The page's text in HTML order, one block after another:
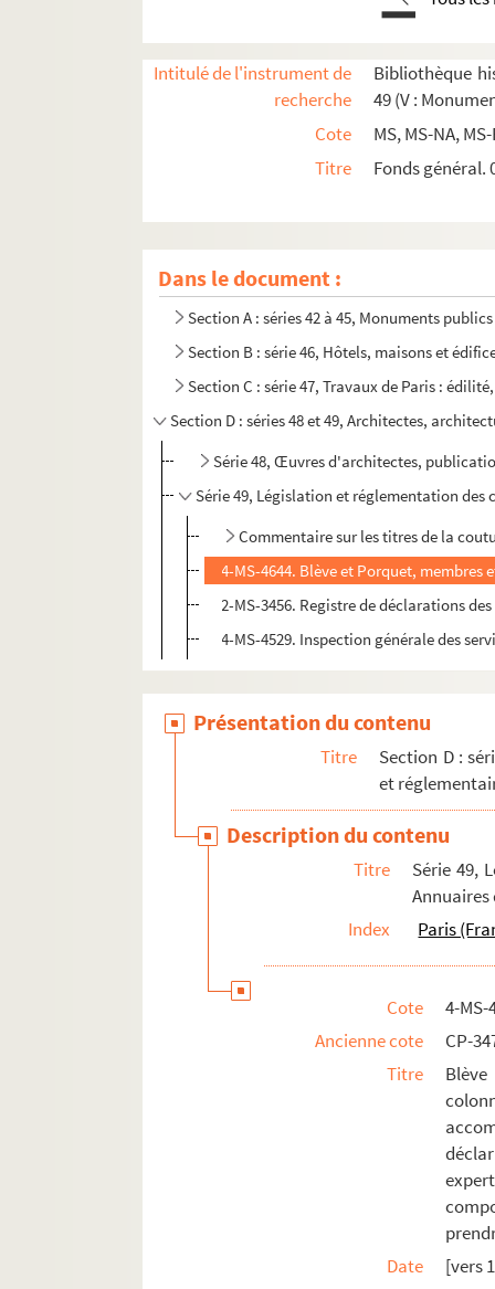
Intitulé de l'instrument de
recherche
Bibliothèque
49 (V :
Cote
MS, MS-NA,
Titre
Fonds général.
Dans le document :
Section A : séries 42 à 45, Monuments publics
Section B : série 46, Hôtels, maisons et
Section C : série 47, Travaux de Paris :
Section D : séries 48 et 49, Architectes,
Série 48, Œuvres d'architectes,
Série 49, Législation et réglementation
Commentaire sur les titres de la
4-MS-4644. Blève et Porquet,
2-MS-3456. Registre de déclarations
4-MS-4529. Inspection générale des
Présentation du contenu
Titre
Section D :
et
Description du contenu
Titre
Série 49,
Index
Paris
Cote
4-MS-
Ancienne cote
CP-
Titre
Date
[vers